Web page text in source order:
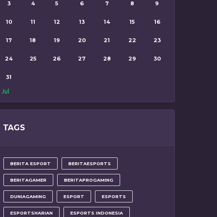
3 4 5 6 7 8 9
10 11 12 13 14 15 16
17 18 19 20 21 22 23
24 25 26 27 28 29 30
31
TAGS
BERITA ESPORT BERITAESPORTS
BERITAGAMER BERITAPROGAMING
DUNIAGAMING ESPORT ESPORTS
ESPORTSHARIAN ESPORTS INDONESIA